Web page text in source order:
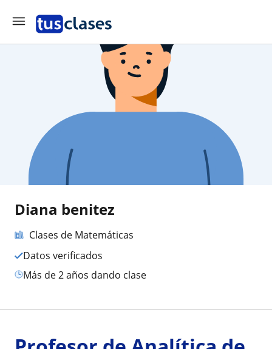
Diana benitez
Clases de Matemáticas
Datos verificados
más de 2 años dando clase